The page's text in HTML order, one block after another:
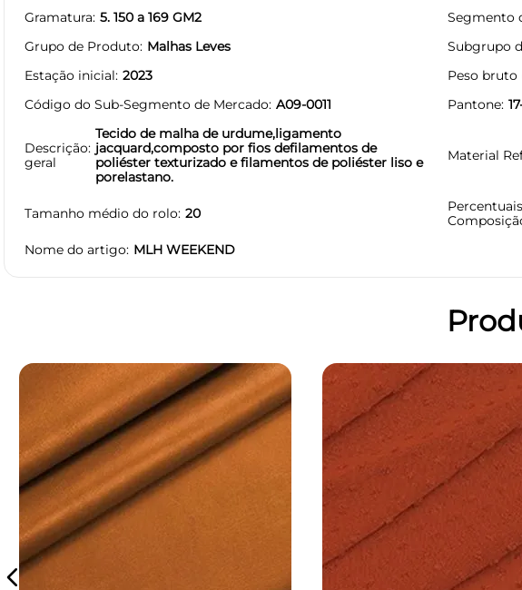
Gramatura 5. 150 a 169 GM2 Segmento
Grupo de Produto Malhas Leves Subgrupo
Estação inicial 2023 Peso bruto
Código do Sub-Segmento de Mercado A09-0011 Pantone
Descrição
geral
Tecido de malha de urdume,ligamento
jacquard,composto por fios defilamentos de
poliéster texturizado e filamentos de poliéster liso e
porelastano.
Material
Tamanho médio do rolo 20
Nome do artigo MLH WEEKEND